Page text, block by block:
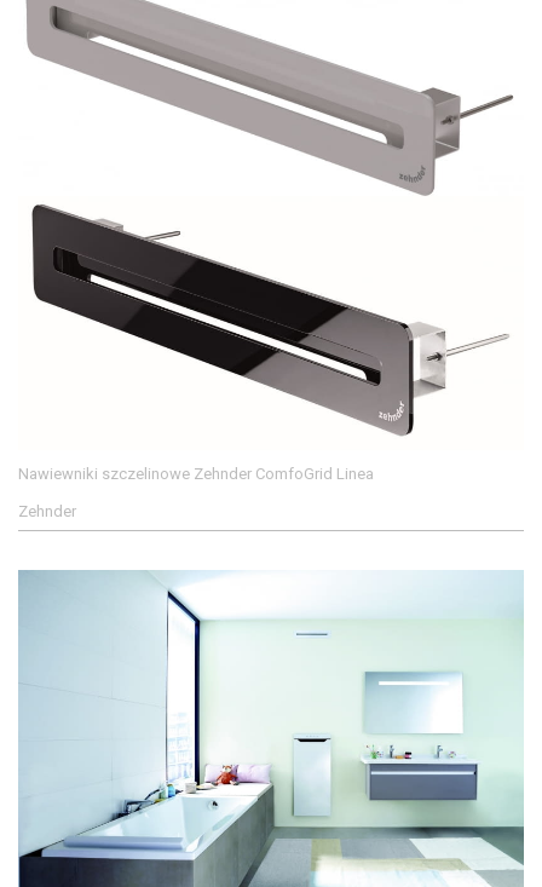
Nawiewniki szczelinowe Zehnder ComfoGrid Linea
Zehnder